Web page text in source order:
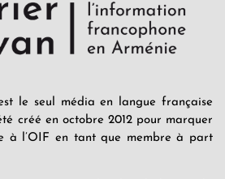
le seul média en langue française
créé en octobre 2012 pour marquer
à l’OIF en tant que membre à part